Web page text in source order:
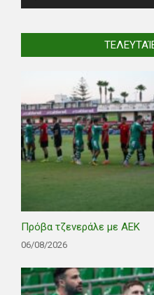
Πρόβα τζενεράλε με ΑΕΚ
06/08/2026